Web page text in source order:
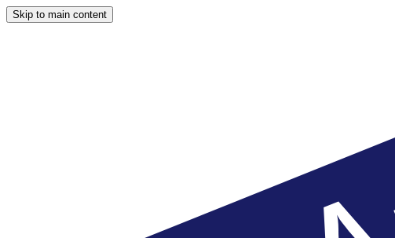
Skip to main content